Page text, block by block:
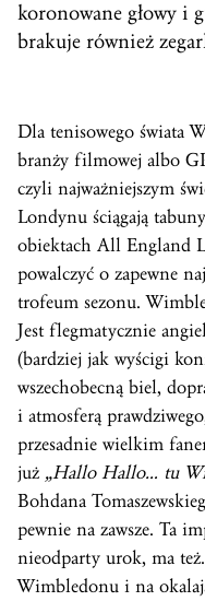
koronowane głowy i
brakuje również
Dla tenisowego świata
branży filmowej albo
czyli najważniejszym
Londynu ściągają
obiektach All England
powalczyć o zapewne
trofeum sezonu.
Jest flegmatycznie
(bardziej jak wyścigi
wszechobecną biel,
i atmosferą
przesadnie wielkim
już „Hallo Hallo… tu
Bohdana
pewnie na zawsze. Ta
nieodparty urok, ma
Wimbledonu i na